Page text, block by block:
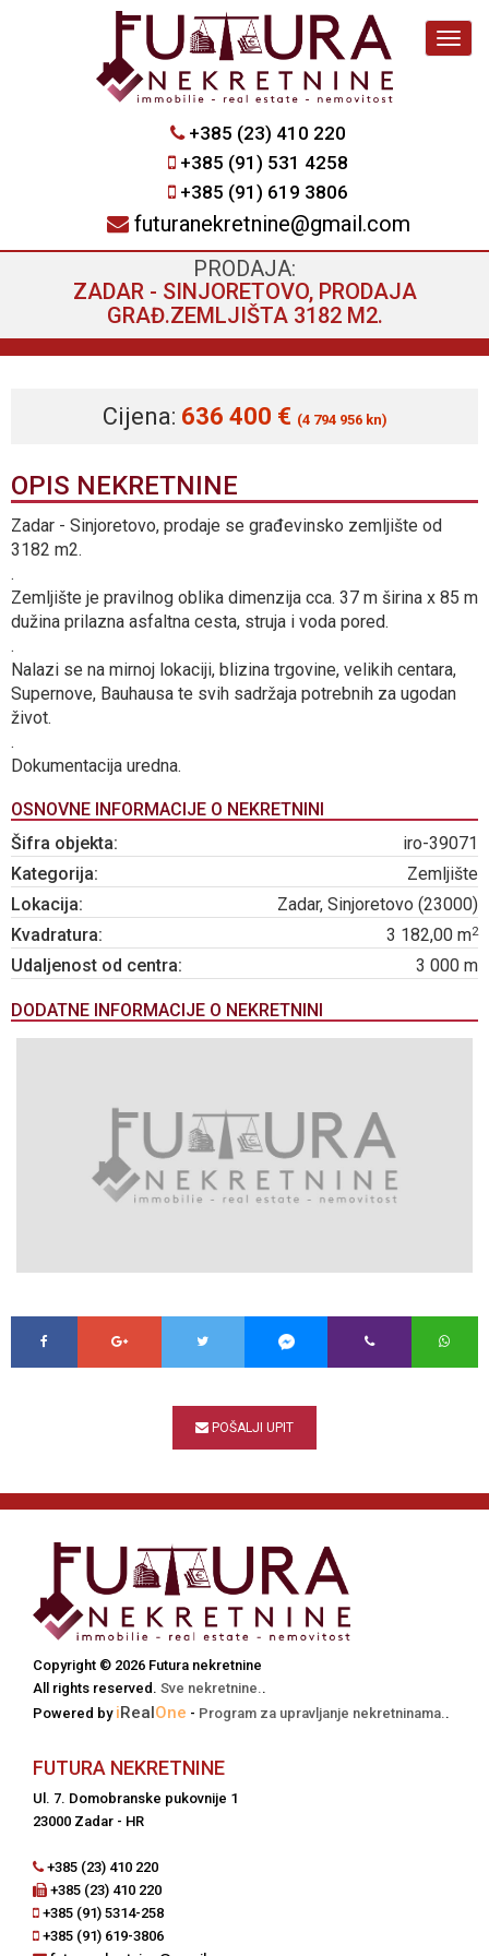
+385 (23) 410 220
+385 (91) 531 4258
+385 (91) 619 3806
futuranekretnine@gmail.com
PRODAJA:
ZADAR - SINJORETOVO, PRODAJA
GRAĐ.ZEMLJIŠTA 3182 M2.
Cijena: 636 400 € (4 794 956 kn)
OPIS NEKRETNINE
Zadar - Sinjoretovo, prodaje se građevinsko zemljište od
3182 m2.
.
Zemljište je pravilnog oblika dimenzija cca. 37 m širina x 85 m
dužina prilazna asfaltna cesta, struja i voda pored.
.
Nalazi se na mirnoj lokaciji, blizina trgovine, velikih centara,
Supernove, Bauhausa te svih sadržaja potrebnih za ugodan
život.
.
Dokumentacija uredna.
OSNOVNE INFORMACIJE O NEKRETNINI
Šifra objekta:
iro-39071
Kategorija:
Zemljište
Lokacija:
Zadar, Sinjoretovo (23000)
Kvadratura:
3 182,00 m2
Udaljenost od centra: 3 000 m
DODATNE INFORMACIJE O NEKRETNINI
POŠALJI UPIT
Copyright © 2026 Futura nekretnine
All rights reserved. Sve nekretnine..
Powered by iRealOne - Program za upravljanje nekretninama..
FUTURA NEKRETNINE
Ul. 7. Domobranske pukovnije 1
23000 Zadar - HR
+385 (23) 410 220
+385 (23) 410 220
+385 (91) 5314-258
+385 (91) 619-3806